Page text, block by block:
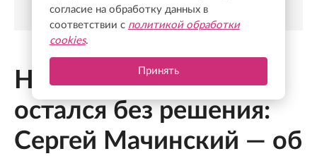
Ни один вопрос не
остался без решения:
Сергей Мачинский — об
согласие на обработку данных в
соответствии с политикой обработки
cookies.
Принять